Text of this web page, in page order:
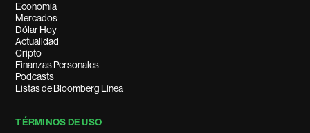
Economía
Mercados
Dólar Hoy
Actualidad
Cripto
Finanzas Personales
Podcasts
Listas de Bloomberg Línea
TÉRMINOS DE USO